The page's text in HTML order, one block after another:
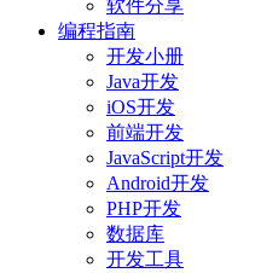
软件分享
编程指南
开发小册
Java开发
iOS开发
前端开发
JavaScript开发
Android开发
PHP开发
数据库
开发工具